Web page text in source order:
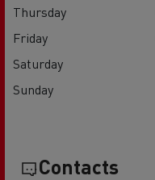
Thursday
Friday
Saturday
Sunday
Contacts